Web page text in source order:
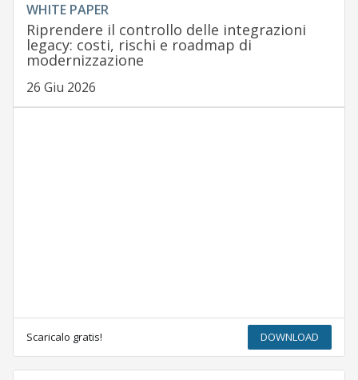
WHITE PAPER
Riprendere il controllo delle integrazioni
legacy: costi, rischi e roadmap di
modernizzazione
26 Giu 2026
Scaricalo gratis! DOWNLOAD